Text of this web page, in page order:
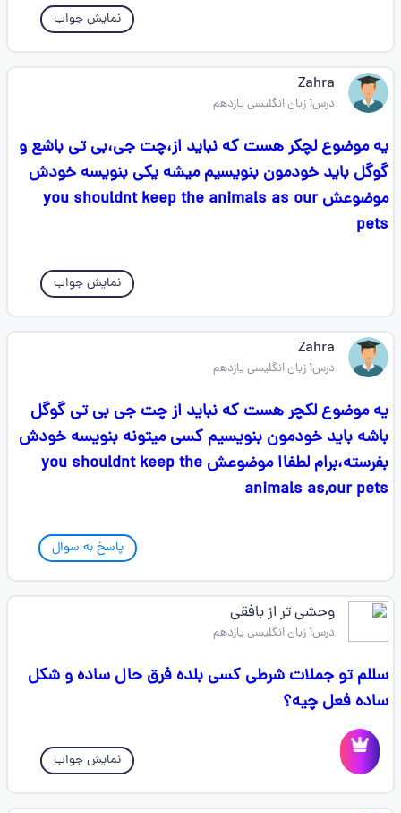
نمایش جواب
Zahra
درس1 زبان انگلیسی یازدهم
یه موضوع لچکر هست که نباید از،چت جی،بی تی باشع و
گوگل باید خودمون بنویسیم میشه یکی بنویسه خودش
موضوعش you shouldnt keep the animals as our
pets
نمایش جواب
Zahra
درس1 زبان انگلیسی یازدهم
یه موضوع لکچر هست که نباید از چت جی بی تی گوگل
باشه باید خودمون بنویسیم کسی میتونه بنویسه خودش
بفرسته،برام لطفاا موضوعش you shouldnt keep the
animals as,our pets
پاسخ به سوال
وحشی تر از بافقی
درس1 زبان انگلیسی یازدهم
سللم تو جملات شرطی کسی بلده فرق حال ساده و شکل
ساده فعل چیه؟
نمایش جواب